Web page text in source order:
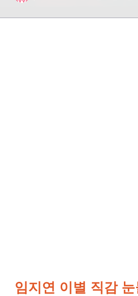
임지연 이별 직감 눈